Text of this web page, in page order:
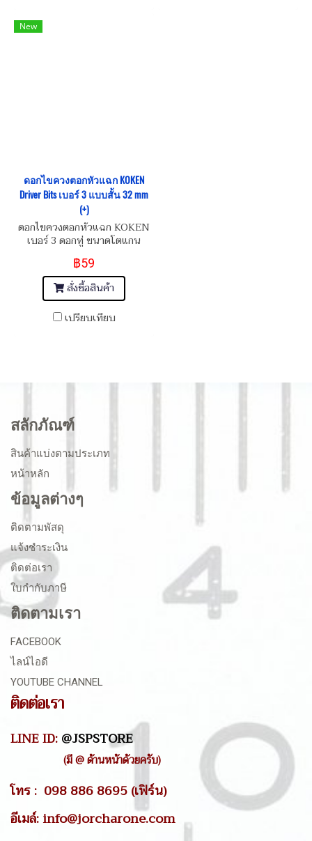
New
ดอกไขควงตอกหัวแฉก KOKEN
Driver Bits เบอร์ 3 แบบสั้น 32 mm
(+)
ดอกไขควงตอกหัวแฉก KOKEN
เบอร์ 3 ดอกทู่ ขนาดโตแกน
5/16" (8 mm) ยาว 32 mm
Attack Driver Bits
฿59
สั่งซื้อสินค้า
เปรียบเทียบ
สลักภัณฑ์
สินค้าแบ่งตามประเภท
หน้าหลัก
ข้อมูลต่างๆ
ติดตามพัสดุ
แจ้งชำระเงิน
ติดต่อเรา
ใบกำกับภาษี
ติดตามเรา
FACEBOOK
ไลน์ไอดี
YOUTUBE CHANNEL
ติดต่อเรา
LINE ID:@JSPSTORE
(มี @ ด้านหน้าด้วยครับ)
โทร : 098 886 8695 (เฟิร์น)
อีเมล์: info@jorcharone.com